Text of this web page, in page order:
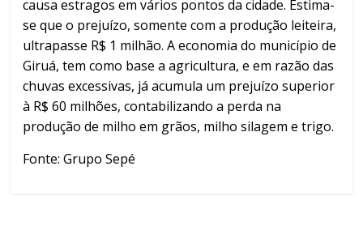
causa estragos em vários pontos da cidade. Estima-
se que o prejuízo, somente com a produção leiteira,
ultrapasse R$ 1 milhão. A economia do município de
Giruá, tem como base a agricultura, e em razão das
chuvas excessivas, já acumula um prejuízo superior
à R$ 60 milhões, contabilizando a perda na
produção de milho em grãos, milho silagem e trigo.
Fonte: Grupo Sepé